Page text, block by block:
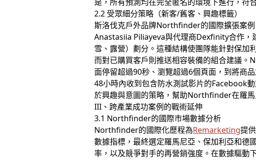
2.2 受眾細分策略（新客/舊客、興趣標籤）
斯洛伐克戶外品牌Northfinder的國際擴張案
Anastasiia Piliayeva與代理商Dexfinity合作，
雪、露營）劃分。這種結構使團隊能針對保加
而對已購買客戶則推送相容裝備的組合建議
面停留超過90秒、瀏覽超過6個頁面，到將商
48小時內收到包含防水測試影片的Facebook
於興趣與意圖的策略，幫助Northfinder在羅馬
III、跨產業成功案例的戰術延伸
3.1 Northfinder的國際市場數據分析
Northfinder的國際化歷程為Remarketing提
數據指標，最終選定羅馬尼亞、保加利亞和德
率，以及競爭對手的再營銷強度。在數據驅動